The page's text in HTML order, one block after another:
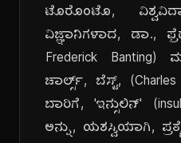
ಟೊರೊಂಟೊ,
ವಿಜ್ಞಾನಿಗಳಾದ, ಡಾ.,
Frederick
ಚಾರ್ಲ್ಸ್, ಬೆಸ್ಟ್,
ಬಾರಿಗೆ, 'ಇನ್ಸುಲಿನ್'
ಅನ್ನು, ಯಶಸ್ವಿಯಾಗಿ,